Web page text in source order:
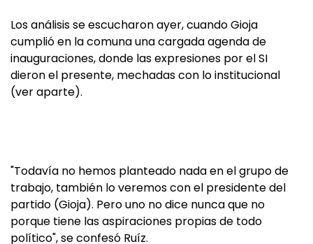
Los análisis se escucharon ayer, cuando Gioja
cumplió en la comuna una cargada agenda de
inauguraciones, donde las expresiones por el SI
dieron el presente, mechadas con lo institucional
(ver aparte).
"Todavía no hemos planteado nada en el grupo de
trabajo, también lo veremos con el presidente del
partido (Gioja). Pero uno no dice nunca que no
porque tiene las aspiraciones propias de todo
político", se confesó Ruíz.